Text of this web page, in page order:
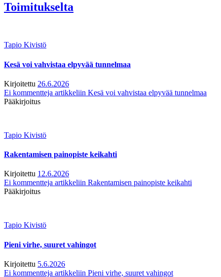
Toimitukselta
Tapio Kivistö
Kesä voi vahvistaa elpyvää tunnelmaa
Kirjoitettu 26.6.2026
Ei kommentteja artikkeliin Kesä voi vahvistaa elpyvää tunnelmaa
Pääkirjoitus
Tapio Kivistö
Rakentamisen painopiste keikahti
Kirjoitettu 12.6.2026
Ei kommentteja artikkeliin Rakentamisen painopiste keikahti
Pääkirjoitus
Tapio Kivistö
Pieni virhe, suuret vahingot
Kirjoitettu 5.6.2026
Ei kommentteja artikkeliin Pieni virhe, suuret vahingot